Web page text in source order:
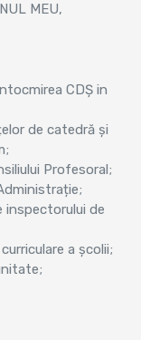
MEU,
CDȘ in
de catedră și
Profesoral;
inspectorului de
a școlii;